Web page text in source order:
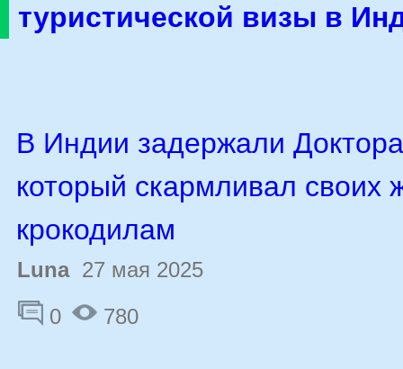
туристической визы в
В Индии задержали
который скармливал своих
крокодилам
Luna27 мая 2025
0
780